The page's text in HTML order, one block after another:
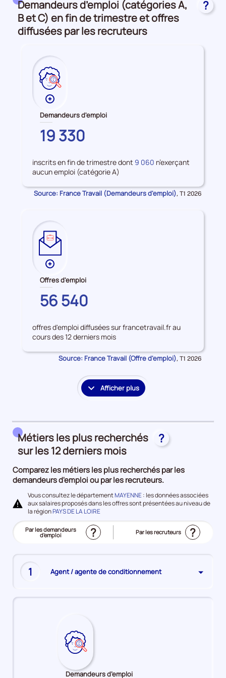
et
accès
l'emploi
Demandeurs d’emploi (catégories A,
B et C) en fin de trimestre et offres
diffusées par les recruteurs
?
Plus
de
données
sur
les
d'emploi
Demandeurs d'emploi
MAYENNE
19 330
inscrits en fin de trimestre dont 9 060 n’exerçant
aucun emploi (catégorie A)
Source: France Travail (Demandeurs d'emploi), Données
T1 2026
Plus
de
données
sur
les
d'emploi
Offres d'emploi
MAYENNE
56 540
offres d'emploi diffusées sur francetravail.fr au
cours des 12 derniers mois
Source: France Travail (Offre d'emploi), Données
T1 2026
Afficher plus
le
et
accès
l'emploi
Métiers les plus recherchés
sur les 12 derniers mois
?
Comparez les métiers les plus recherchés par les
demandeurs d'emploi ou par les recruteurs.
Vous consultez le départementMAYENNE: les données associées
aux salaires proposés dans les offres sont présentées au niveau de
la régionPAYS DE LA LOIRE
Trier
plus
recherchés
Par les demandeurs
d'emploi
(Affichage ? Trier
métiers
recherchés
Par les recruteurs ?
1 Agent / agente de conditionnement
Demandeurs d’emploi